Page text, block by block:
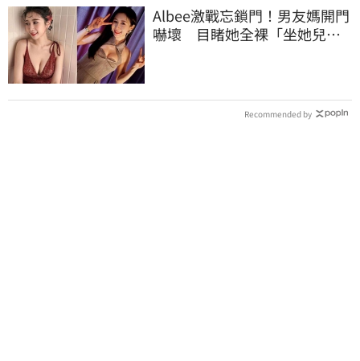
Albee激戰忘鎖門！男友媽開門
嚇壞 目睹她全裸「坐她兒子
Recommended by